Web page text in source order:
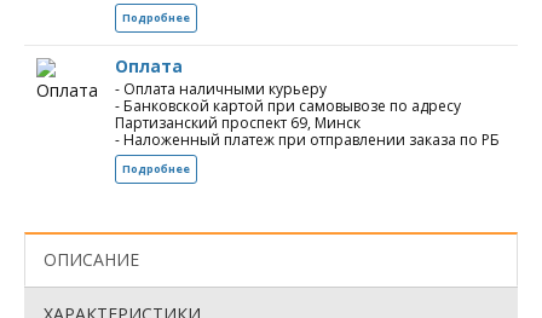
Подробнее
Оплата
- Оплата наличными курьеру
- Банковской картой при самовывозе по адресу
Партизанский проспект 69, Минск
- Наложенный платеж при отправлении заказа по РБ
Подробнее
ОПИСАНИЕ